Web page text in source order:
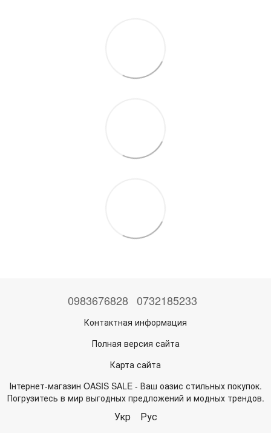
0983676828 0732185233
Контактная информация
Полная версия сайта
Карта сайта
Інтернет-магазин OASIS SALE - Ваш оазис стильных покупок.
Погрузитесь в мир выгодных предложений и модных трендов.
Укр Рус